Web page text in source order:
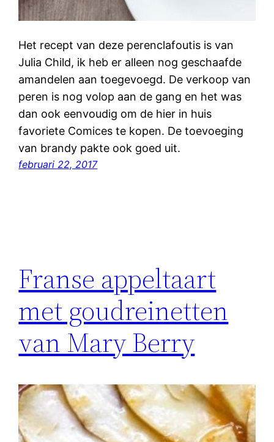
Het recept van deze perenclafoutis is van
Julia Child, ik heb er alleen nog geschaafde
amandelen aan toegevoegd. De verkoop van
peren is nog volop aan de gang en het was
dan ook eenvoudig om de hier in huis
favoriete Comices te kopen. De toevoeging
van brandy pakte ook goed uit.
februari 22, 2017
Franse appeltaart
met goudreinetten
van Mary Berry